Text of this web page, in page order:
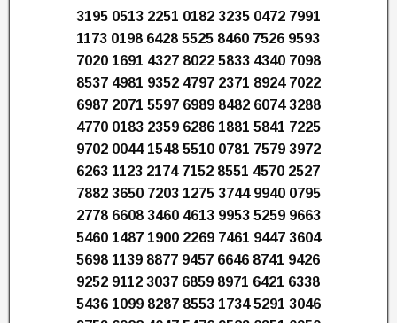
3195 0513 2251 0182 3235 0472 7991
1173 0198 6428 5525 8460 7526 9593
7020 1691 4327 8022 5833 4340 7098
8537 4981 9352 4797 2371 8924 7022
6987 2071 5597 6989 8482 6074 3288
4770 0183 2359 6286 1881 5841 7225
9702 0044 1548 5510 0781 7579 3972
6263 1123 2174 7152 8551 4570 2527
7882 3650 7203 1275 3744 9940 0795
2778 6608 3460 4613 9953 5259 9663
5460 1487 1900 2269 7461 9447 3604
5698 1139 8877 9457 6646 8741 9426
9252 9112 3037 6859 8971 6421 6338
5436 1099 8287 8553 1734 5291 3046